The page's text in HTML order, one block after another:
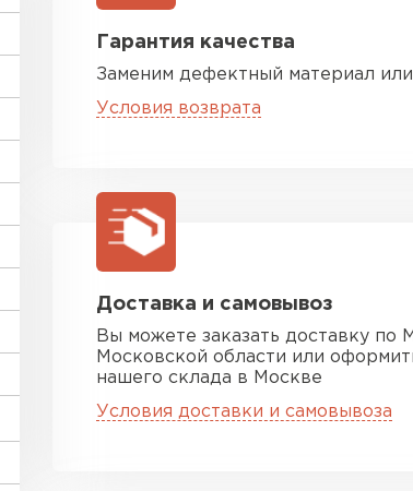
Гарантия качества
Заменим дефектный материал
Условия возврата
Доставка и самовывоз
Вы можете заказать доставку по
Московской области или
нашего склада в Москве
Условия доставки и самовывоза